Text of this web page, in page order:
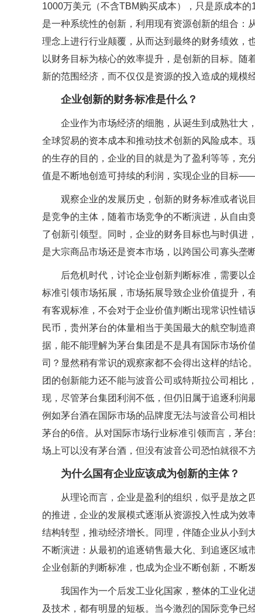
1000万美元（不含TBM购买成本），只是原成本
是一种系统性的创新，利用现有资源创新的组合：
理念上进行行业颠覆，从而达到最终的财务绩效，
以财务目标为核心的效率提升，是创新的目标。随
新的范围经济，而不仅仅是资源的投入造成的规模经
企业创新的财务标准是什么？
企业作为市场经济的细胞，从诞生到成熟壮大
全球贸易的资本成本和推动技术创新的风险成本。
的生存的目的，企业的目的就是为了盈利等等，充
值是不断地创造可持续的利润，实现企业的目标
观察企业的发展历史，创新的财务标准或者说
是竞争的主体，随着市场竞争的不断演进，从自由
了创新引领型。同时，企业的财务目标也与时俱进
是大宗商品市场还是资本市场，以跨国公司寡头垄
后危机时代，讨论企业创新判断标准，需要以
标准引领市场拓展，市场拓展导致企业价值提升，
有客观标准，不会对于企业价值判断出现常识性错
民币，贵州茅台的体量相当于美国最大的航空制造
据，能不能理解为茅台集团是不是具有国际市场价
司？显然稍有常识的观察家都不会得出这样的结论
团的创新能力还不能与波音公司或特斯拉公司相
现，尽管茅台集团利润不低，但仍旧属于追逐利润
例如茅台酒在国际市场的品牌度无法与波音公司相
茅台的6倍。从对国际市场行业标准引领而言，茅
场上可以没有茅台酒，但没有波音公司恐怕就很不
为什么国有企业应该成为创新的主体？
从理论而言，企业是盈利的组织，似乎是放之
的推进，企业的发展模式逐渐从资源投入性成为效
结构转型，推动经济增长。同理，伴随企业从小到
不断演进：从最初的追逐销售最大化、到追逐区域
企业创新的判断标准，也成为企业不断创新，不断
我国作为一个后发工业化国家，整体的工业化
及技术，都有明显的短板。当今激烈的国际竞争